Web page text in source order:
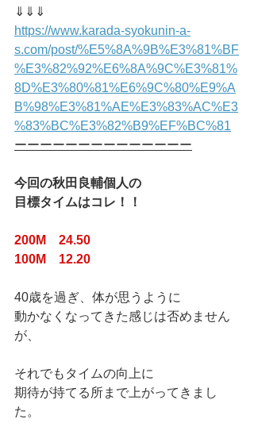
⇓⇓⇓
https://www.karada-syokunin-a-
s.com/post/%E5%8A%9B%E3%81%BF
%E3%82%92%E6%8A%9C%E3%81%
8D%E3%80%81%E6%9C%80%E9%A
B%98%E3%81%AE%E3%83%AC%E3
%83%BC%E3%82%B9%EF%BC%81
ーーーーーーーーーーーーーー
今回の秋田良輔個人の
目標タイムはコレ！！
200M　24.50
100M　12.20
40歳を過ぎ、体が思うように
動かなくなってきた感じは否めません
が、
それでもタイムの向上に
期待が持てる所まで上がってきまし
た。